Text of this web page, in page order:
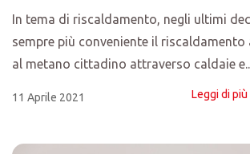
In tema di riscaldamento, negli ultimi
sempre più conveniente il riscaldamento
al metano cittadino attraverso caldaie
11 Aprile 2021 Leggi di più